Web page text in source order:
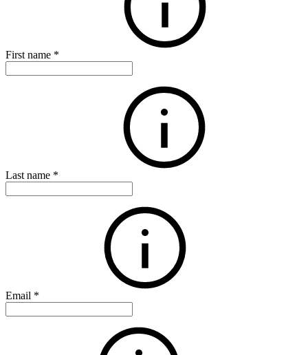
First name *
Last name *
Email *